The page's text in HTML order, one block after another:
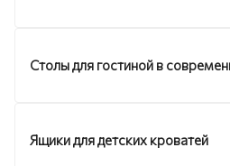
Столы для гостиной в
Ящики для детских кроватей